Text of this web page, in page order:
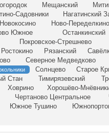
Мещанский
Садовники Нагатинский
Новокосино Ново-Переделкино
Южное Останкинский
Покровское-Стрешнево
Ростокино Рязанский
Северное Медведково
Солнцево Старое
Стан Тимирязевский
Ховрино Хорошёво-
Чертаново Центральное
Южное Тушино